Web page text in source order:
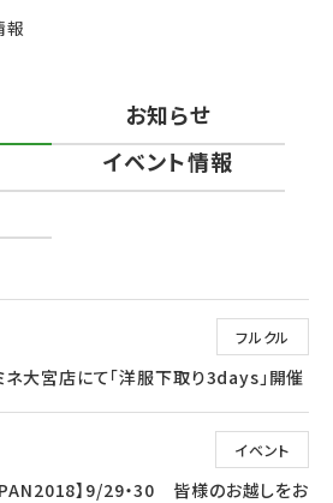
報
お知らせ
イベント情報
フルクル
ネ大宮店にて「洋服下取り3days」開催
イベント
】9/29・30 皆様のお越しをお